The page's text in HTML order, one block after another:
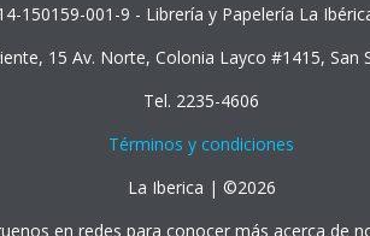
150159-001-9 - Librería y Papelería La
15 Av. Norte, Colonia Layco #1415, San
Tel. 2235-4606
Términos y condiciones
La Iberica | ©2026
en redes para conocer más acerca de